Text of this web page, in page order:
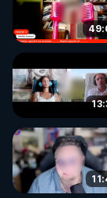
Rendez-vous
code :
▶ 30 jours
de bien-être
Rendez-
le code :